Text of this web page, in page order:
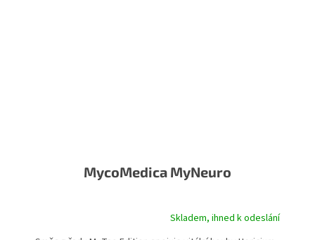
MycoMedica MyNeuro
Skladem, ihned k odeslání